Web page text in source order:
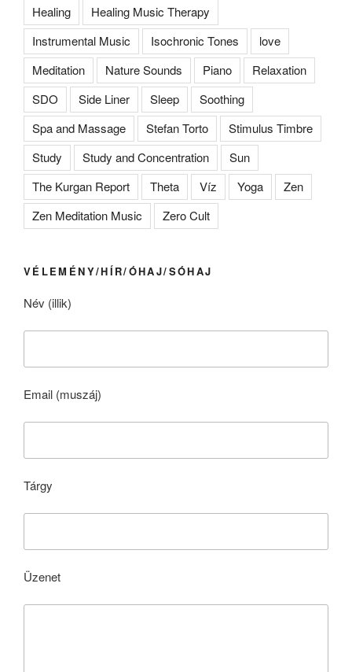
Healing
Healing Music Therapy
Instrumental Music
Isochronic Tones
love
Meditation
Nature Sounds Piano
Relaxation
SDO
Side Liner Sleep
Soothing
Spa and Massage
Stefan Torto
Stimulus Timbre
Study
Study and Concentration
Sun
The Kurgan Report
Theta Víz Yoga
Zen
Zen Meditation Music
Zero Cult
VÉLEMÉNY/HÍR/ÓHAJ/SÓHAJ
Név (illik)
Email (muszáj)
Tárgy
Üzenet